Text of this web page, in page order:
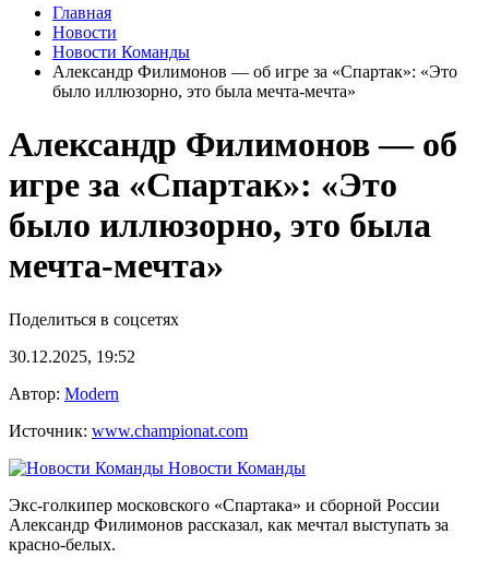
Главная
Новости
Новости Команды
Александр Филимонов — об игре за «Спартак»: «Это
было иллюзорно, это была мечта-мечта»
Александр Филимонов — об
игре за «Спартак»: «Это
было иллюзорно, это была
мечта-мечта»
Поделиться в соцсетях
30.12.2025, 19:52
Автор: Modern
Источник: www.championat.com
Новости Команды
Экс-голкипер московского «Спартака» и сборной России
Александр Филимонов рассказал, как мечтал выступать за
красно-белых.